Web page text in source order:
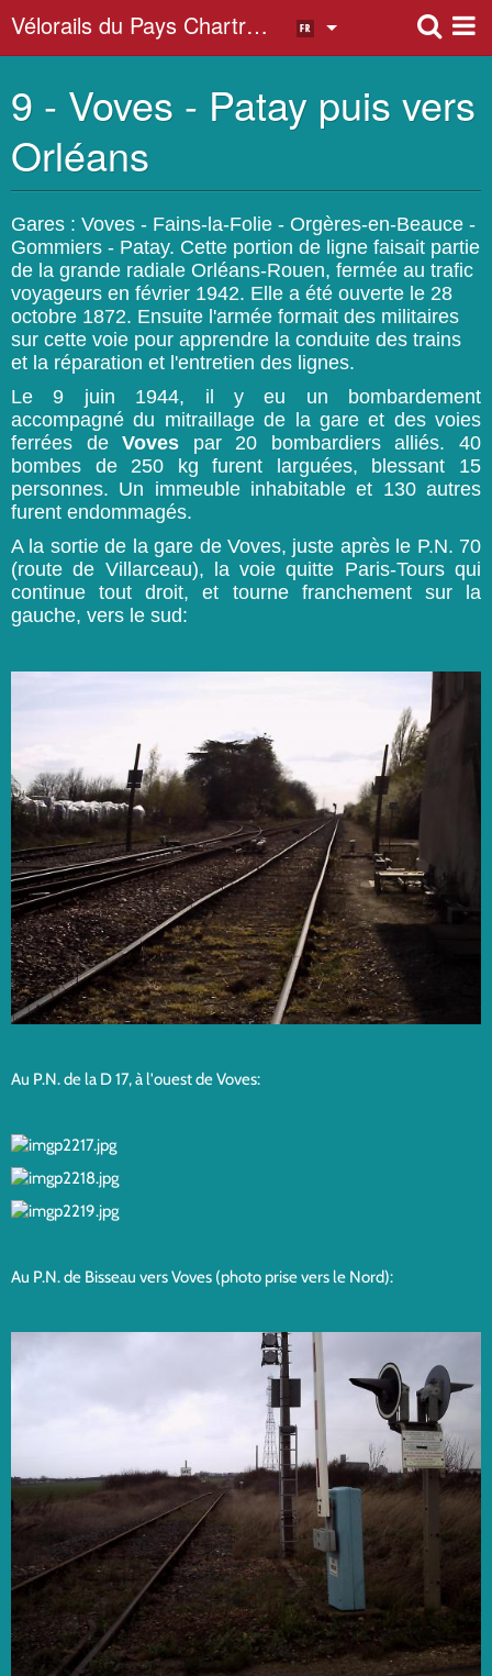
Vélorails du Pays Chartrain
Album photo
9 - Voves - Patay puis vers
Orléans
Gares : Voves - Fains-la-Folie - Orgères-en-Beauce -
Gommiers - Patay. Cette portion de ligne faisait partie
de la grande radiale Orléans-Rouen, fermée au trafic
voyageurs en février 1942. Elle a été ouverte le 28
octobre 1872. Ensuite l'armée formait des militaires
sur cette voie pour apprendre la conduite des trains
et la réparation et l'entretien des lignes.
Le 9 juin 1944, il y eu un bombardement
accompagné du mitraillage de la gare et des voies
ferrées deVoves par 20 bombardiers alliés. 40
bombes de 250 kg furent larguées, blessant 15
personnes. Un immeuble inhabitable et 130 autres
furent endommagés.
A la sortie de la gare de Voves, juste après le P.N. 70
(route de Villarceau), la voie quitte Paris-Tours qui
continue tout droit, et tourne franchement sur la
gauche, vers le sud:
Au P.N. de la D 17, à l'ouest de Voves:
Au P.N. de Bisseau vers Voves (photo prise vers le Nord):